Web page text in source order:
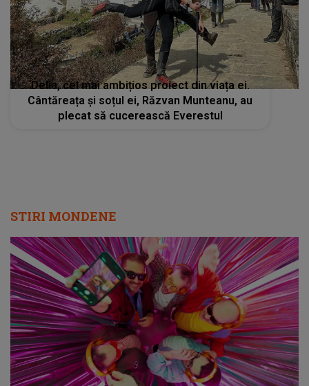
Delia, cel mai ambițios proiect din viața ei.
Cântăreața și soțul ei, Răzvan Munteanu, au
plecat să cucerească Everestul
STIRI MONDENE